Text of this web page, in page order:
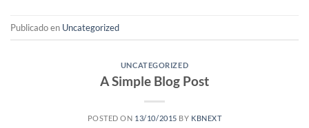
Publicado en Uncategorized
UNCATEGORIZED
A Simple Blog Post
POSTED ON 13/10/2015 BY KBNEXT